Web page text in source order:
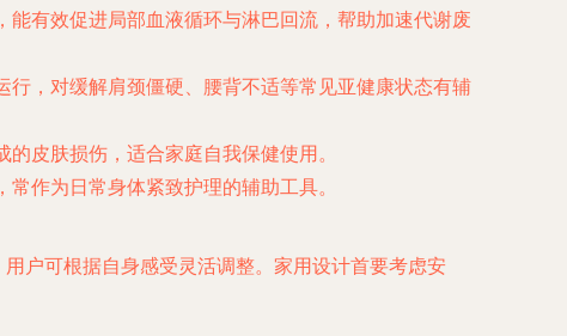
有效促进局部血液循环与淋巴回流，帮助加速代谢废
行，对缓解肩颈僵硬、腰背不适等常见亚健康状态有辅
皮肤损伤，适合家庭自我保健使用。
作为日常身体紧致护理的辅助工具。
户可根据自身感受灵活调整。家用设计首要考虑安